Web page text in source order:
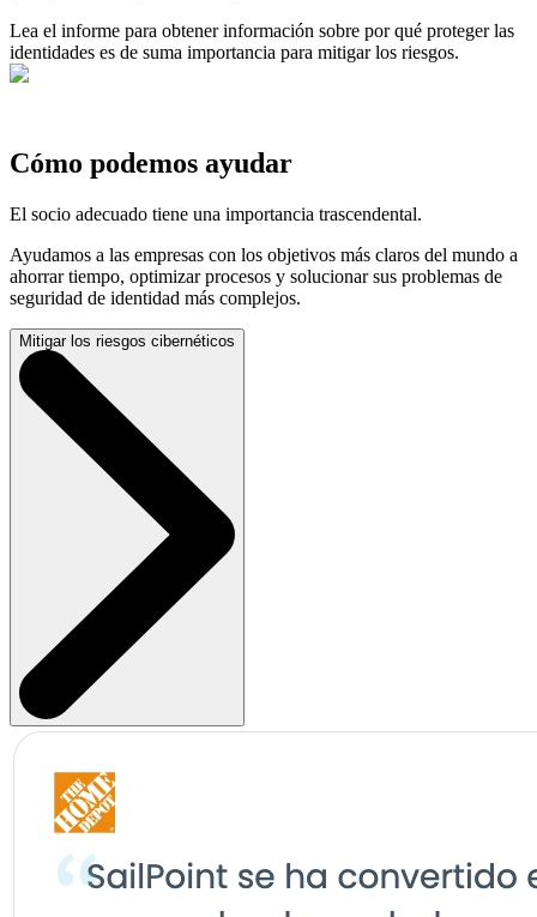
Lea el informe para obtener información sobre por qué proteger las
identidades es de suma importancia para mitigar los riesgos.
Cómo podemos ayudar
El socio adecuado tiene una importancia trascendental.
Ayudamos a las empresas con los objetivos más claros del mundo a
ahorrar tiempo, optimizar procesos y solucionar sus problemas de
seguridad de identidad más complejos.
Mitigar los riesgos cibernéticos